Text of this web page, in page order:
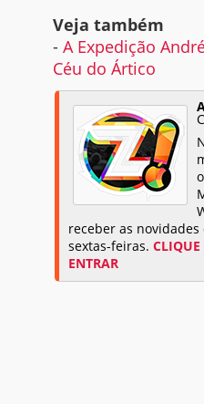
Veja também
- A Expedição
Céu do Ártico
receber as
sextas-feiras.
ENTRAR